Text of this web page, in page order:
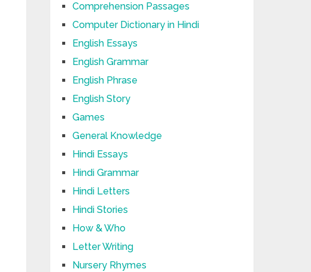
Comprehension Passages
Computer Dictionary in Hindi
English Essays
English Grammar
English Phrase
English Story
Games
General Knowledge
Hindi Essays
Hindi Grammar
Hindi Letters
Hindi Stories
How & Who
Letter Writing
Nursery Rhymes